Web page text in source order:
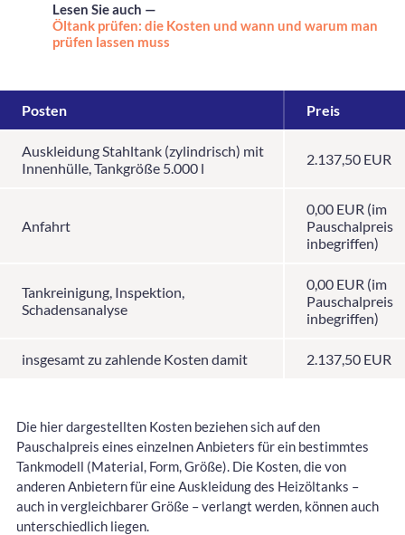
Lesen Sie auch —
Öltank prüfen: die Kosten und wann und warum man
prüfen lassen muss
Posten Preis
Auskleidung Stahltank (zylindrisch) mit
Innenhülle, Tankgröße 5.000 l
2.137,50 EUR
Anfahrt
0,00 EUR (im
Pauschalpreis
inbegriffen)
Tankreinigung, Inspektion,
Schadensanalyse
0,00 EUR (im
Pauschalpreis
inbegriffen)
insgesamt zu zahlende Kosten damit 2.137,50 EUR
Die hier dargestellten Kosten beziehen sich auf den
Pauschalpreis eines einzelnen Anbieters für ein bestimmtes
Tankmodell (Material, Form, Größe). Die Kosten, die von
anderen Anbietern für eine Auskleidung des Heizöltanks –
auch in vergleichbarer Größe – verlangt werden, können auch
unterschiedlich liegen.